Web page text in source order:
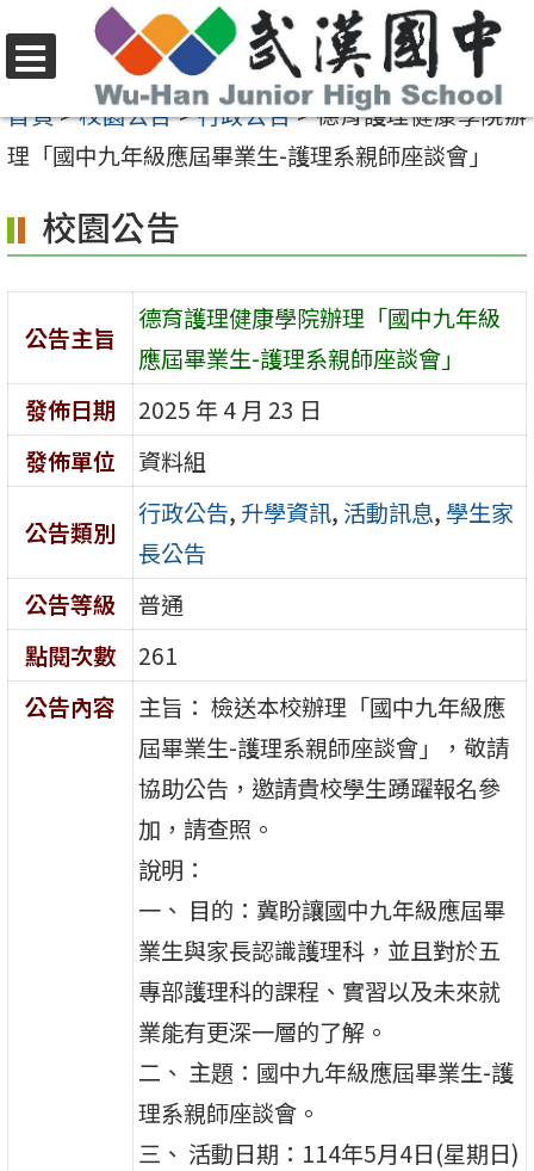
至
要
容
區
選
單
首頁>校園公告>行政公告>德育護理健康學院辦
理「國中九年級應屆畢業生-護理系親師座談會」
校園公告
公告主旨
德育護理健康學院辦理「國中九年級
應屆畢業生-護理系親師座談會」
發佈日期
2025 年 4 月 23 日
發佈單位
資料組
公告類別
行政公告, 升學資訊, 活動訊息, 學生家
長公告
公告等級
普通
點閱次數
261
公告內容
主旨： 檢送本校辦理「國中九年級應
屆畢業生-護理系親師座談會」，敬請
協助公告，邀請貴校學生踴躍報名參
加，請查照。
說明：
一、 目的：冀盼讓國中九年級應屆畢
業生與家長認識護理科，並且對於五
專部護理科的課程、實習以及未來就
業能有更深一層的了解。
二、 主題：國中九年級應屆畢業生-護
理系親師座談會。
三、 活動日期：114年5月4日(星期日)